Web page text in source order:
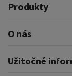
Produkty
Pôžičky
Financovanie
Nákup na splátky a
Auto na splátky
O nás
Profil firmy
Pomáhame
Užitočné